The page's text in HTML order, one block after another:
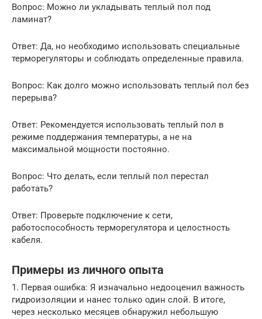
Вопрос: Можно ли укладывать теплый пол под
ламинат?
Ответ: Да, но необходимо использовать специальные
терморегуляторы и соблюдать определенные правила.
Вопрос: Как долго можно использовать теплый пол без
перерыва?
Ответ: Рекомендуется использовать теплый пол в
режиме поддержания температуры, а не на
максимальной мощности постоянно.
Вопрос: Что делать, если теплый пол перестал
работать?
Ответ: Проверьте подключение к сети,
работоспособность терморегулятора и целостность
кабеля.
Примеры из личного опыта
1. Первая ошибка: Я изначально недооценил важность
гидроизоляции и нанес только один слой. В итоге,
через несколько месяцев обнаружил небольшую